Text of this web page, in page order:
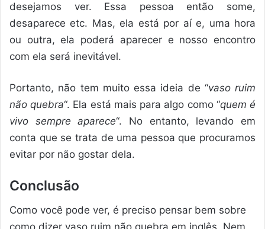
desejamos ver. Essa pessoa então some,
desaparece etc. Mas, ela está por aí e, uma hora
ou outra, ela poderá aparecer e nosso encontro
com ela será inevitável.
Portanto, não tem muito essa ideia de “vaso ruim
não quebra“. Ela está mais para algo como “quem é
vivo sempre aparece“. No entanto, levando em
conta que se trata de uma pessoa que procuramos
evitar por não gostar dela.
Conclusão
Como você pode ver, é preciso pensar bem sobre
como dizer vaso ruim não quebra em inglês. Nem